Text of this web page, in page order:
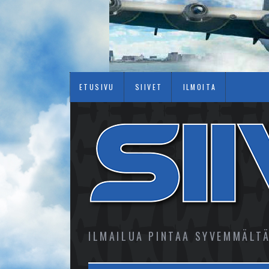
ETUSIVU SIIVET ILMOITA
ILMAILUA PINTAA